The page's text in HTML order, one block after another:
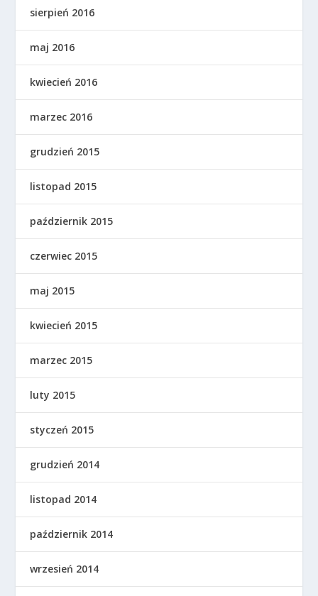
sierpień 2016
maj 2016
kwiecień 2016
marzec 2016
grudzień 2015
listopad 2015
październik 2015
czerwiec 2015
maj 2015
kwiecień 2015
marzec 2015
luty 2015
styczeń 2015
grudzień 2014
listopad 2014
październik 2014
wrzesień 2014